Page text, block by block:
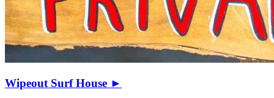
Wipeout Surf House ►